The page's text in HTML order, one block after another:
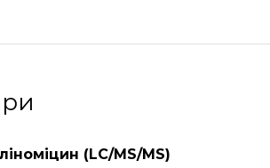
(LC/MS/MS)